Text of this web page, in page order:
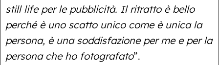
still life per le pubblicità. Il ritratto è bello
perché è uno scatto unico come è unica la
persona, è una soddisfazione per me e per la
persona che ho fotografato”.